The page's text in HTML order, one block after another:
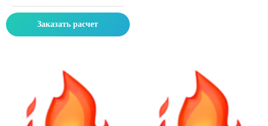
Заказать расчет